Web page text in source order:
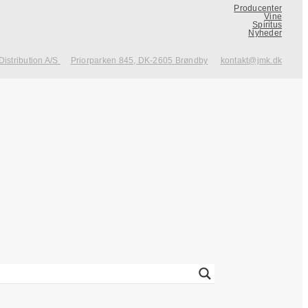
Producenter
Vine
Spiritus
Nyheder
A/S Priorparken 845, DK-2605 Brøndby kontakt@jmk.dk